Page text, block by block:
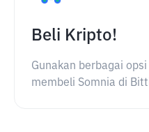
Beli Kripto!
Gunakan berbagai
membeli Somnia di